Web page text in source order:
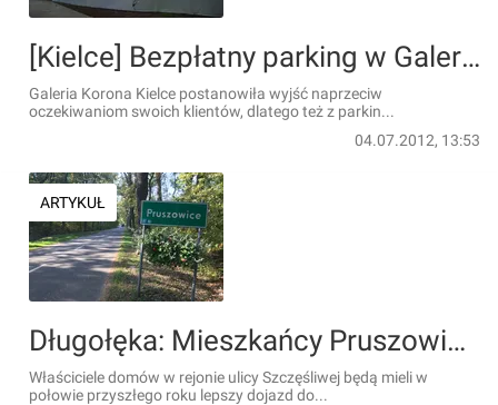
[Kielce] Bezpłatny parking w Galerii Korona Kielce
Galeria Korona Kielce postanowiła wyjść naprzeciw
oczekiwaniom swoich klientów, dlatego też z parkin...
04.07.2012, 13:53
ARTYKUŁ
Długołęka: Mieszkańcy Pruszowic doczekają się remontu drogi. Gmina dołoży jeszcze ponad sto tysięcy złotych
Właściciele domów w rejonie ulicy Szczęśliwej będą mieli w
połowie przyszłego roku lepszy dojazd do...